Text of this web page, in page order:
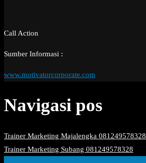
Call Action
Sumber Informasi :
www.motivatorcorporate.com
Navigasi pos
Trainer Marketing Majalengka 081249578328
Trainer Marketing Subang 081249578328